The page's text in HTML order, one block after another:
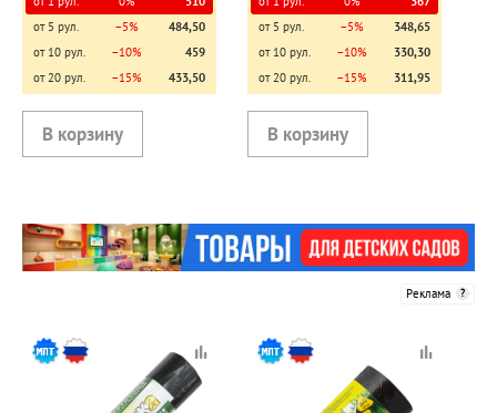
от 5 рул.
−5%
484,50
от 10 рул.
−10%
459
от 20 рул.
−15% 433,50
от 5 рул.
−5%
348,65
от 10 рул.
−10%
330,30
от 20 рул.
−15% 311,95
Реклама